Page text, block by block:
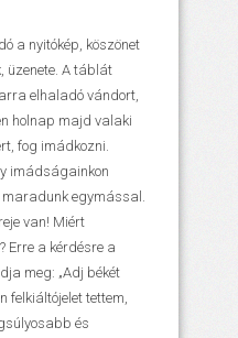
a nyitókép, köszönet
üzenete. A táblát
elhaladó vándort,
holnap majd valaki
fog imádkozni.
imádságainkon
egymással.
van! Miért
Erre a kérdésre a
meg: „Adj békét
felkiáltójelet tettem,
és